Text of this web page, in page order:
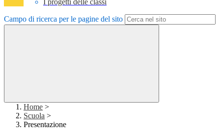
I progetti delle classi
Campo di ricerca per le pagine del sito
Home >
Scuola >
Presentazione